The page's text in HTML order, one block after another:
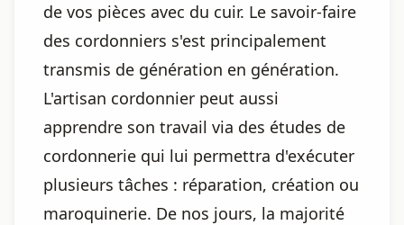
de vos pièces avec du cuir. Le savoir-faire
des cordonniers s'est principalement
transmis de génération en génération.
L'artisan cordonnier peut aussi
apprendre son travail via des études de
cordonnerie qui lui permettra d'exécuter
plusieurs tâches : réparation, création ou
maroquinerie. De nos jours, la majorité